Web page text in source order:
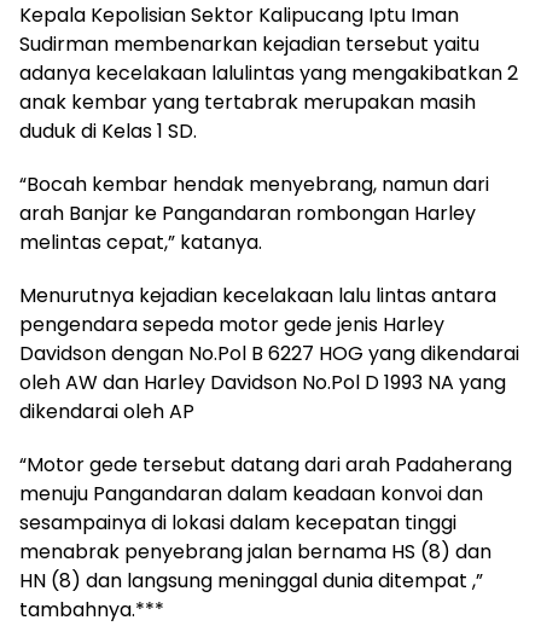
Kepala Kepolisian Sektor Kalipucang Iptu Iman
Sudirman membenarkan kejadian tersebut yaitu
adanya kecelakaan lalulintas yang mengakibatkan 2
anak kembar yang tertabrak merupakan masih
duduk di Kelas 1 SD.
“Bocah kembar hendak menyebrang, namun dari
arah Banjar ke Pangandaran rombongan Harley
melintas cepat,” katanya.
Menurutnya kejadian kecelakaan lalu lintas antara
pengendara sepeda motor gede jenis Harley
Davidson dengan No.Pol B 6227 HOG yang dikendarai
oleh AW dan Harley Davidson No.Pol D 1993 NA yang
dikendarai oleh AP
“Motor gede tersebut datang dari arah Padaherang
menuju Pangandaran dalam keadaan konvoi dan
sesampainya di lokasi dalam kecepatan tinggi
menabrak penyebrang jalan bernama HS (8) dan
HN (8) dan langsung meninggal dunia ditempat ,”
tambahnya.***